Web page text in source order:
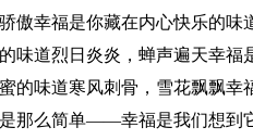
傲幸福是你藏在内心快乐的
味道烈日炎炎，蝉声遍天幸
的味道寒风刺骨，雪花飘飘
那么简单——幸福是我们想